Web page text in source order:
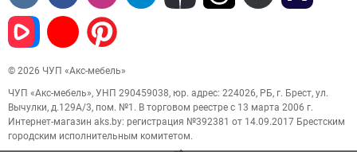
© 2026 ЧУП «Акс-мебель»
ЧУП «Акс-мебель», УНП 290459038, юр. адрес: 224026, РБ, г. Брест, ул.
Вычулки, д.129А/3, пом. №1. В торговом реестре с 13 марта 2006 г.
Интернет-магазин aks.by: регистрация №392381 от 14.09.2017 Брестским
городским исполнительным комитетом.